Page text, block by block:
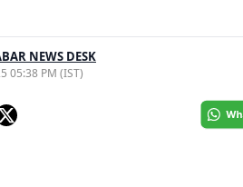
NEWS DESK
05:38 PM (IST)